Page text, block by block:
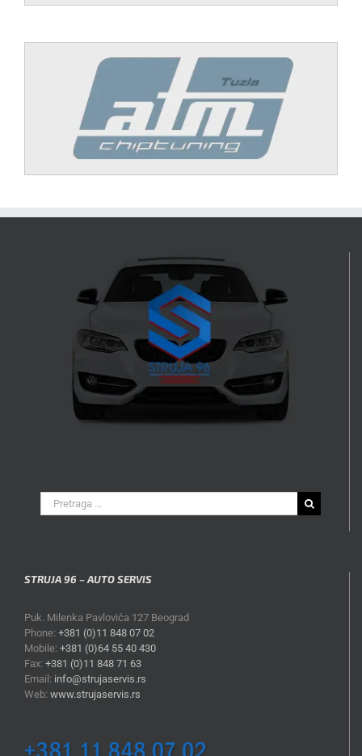
Search
for:
STRUJA 96 – AUTO SERVIS
Puk. Milenka Pavlovića 127 Beograd
Phone: +381 (0)11 848 07 02
Mobile: +381 (0)64 55 40 430
Fax: +381 (0)11 848 71 63
Email: info@strujaservis.rs
Web: www.strujaservis.rs